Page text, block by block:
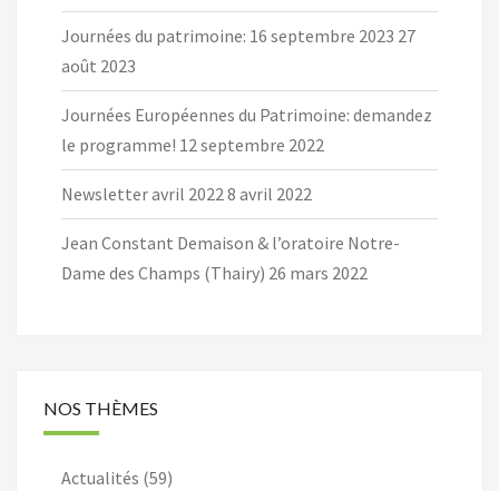
Journées du patrimoine: 16 septembre 2023 27
août 2023
Journées Européennes du Patrimoine: demandez
le programme! 12 septembre 2022
Newsletter avril 20228 avril 2022
Jean Constant Demaison & l’oratoire Notre-
Dame des Champs (Thairy) 26 mars 2022
NOS THÈMES
Actualités (59)